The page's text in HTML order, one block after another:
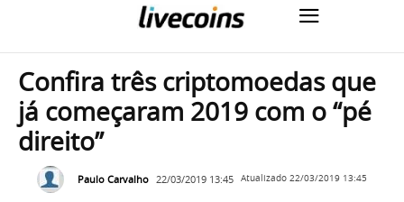
Confira três criptomoedas que
já começaram 2019 com o “pé
direito”
Paulo Carvalho 22/03/2019 13:45 Atualizado 22/03/2019 13:45